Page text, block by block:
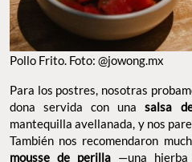
Para los postres, nosotras
de dona servida con una
mantequilla avellanada, y nos
También nos recomendaron
mousse de perilla—una hierba
subtropicales de Asia—, helado
pochadas y merengue. Aunque